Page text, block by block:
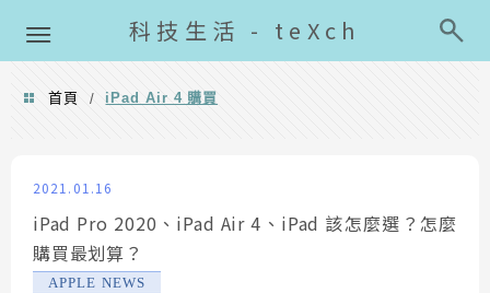
科技生活 - teXch
首頁 / iPad Air 4 購買
2021.01.16
iPad Pro 2020、iPad Air 4、iPad 該怎麼選？怎麼
購買最划算？
APPLE NEWS